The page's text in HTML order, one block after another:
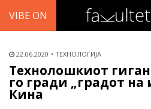
VIBE ON
22.06.2020 ТЕХНОЛОГИЈА
Технолошкиот
го гради „градот на
Кина